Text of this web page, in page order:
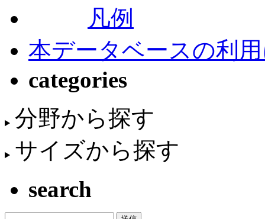
凡例
本データベースの利
categories
分野から探す
サイズから探す
search